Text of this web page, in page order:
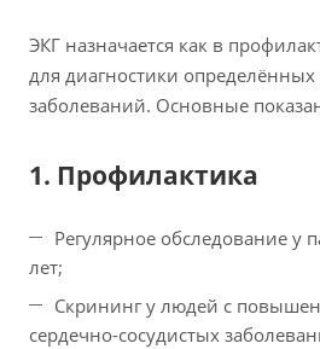
ЭКГ назначается как в
для диагностики
заболеваний. Основные
1. Профилактика
Регулярное обследование у
лет;
Скрининг у людей с
сердечно-сосудистых